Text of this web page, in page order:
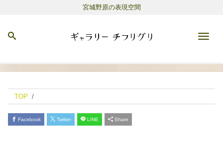
宮城野原の表現空間
TOP
Facebook Twitter LINE Share